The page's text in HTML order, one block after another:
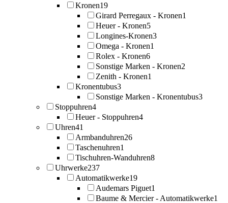
Kronen19
Girard Perregaux - Kronen1
Heuer - Kronen5
Longines-Kronen3
Omega - Kronen1
Rolex - Kronen6
Sonstige Marken - Kronen2
Zenith - Kronen1
Kronentubus3
Sonstige Marken - Kronentubus3
Stoppuhren4
Heuer - Stoppuhren4
Uhren41
Armbanduhren26
Taschenuhren1
Tischuhren-Wanduhren8
Uhrwerke237
Automatikwerke19
Audemars Piguet1
Baume & Mercier - Automatikwerke1